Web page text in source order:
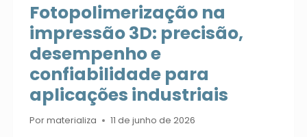
Fotopolimerização na
impressão 3D: precisão,
desempenho e
confiabilidade para
aplicações industriais
Pormaterializa 11 de junho de 2026